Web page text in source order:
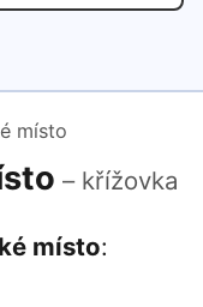
místo
– křížovka
místo: